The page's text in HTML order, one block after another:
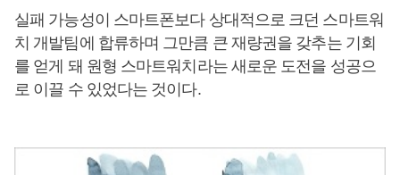
실패 가능성이 스마트폰보다 상대적으로 크던 스마트워
치 개발팀에 합류하며 그만큼 큰 재량권을 갖추는 기회
를 얻게 돼 원형 스마트워치라는 새로운 도전을 성공으
로 이끌 수 있었다는 것이다.